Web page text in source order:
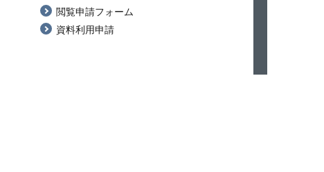
閲覧申請フォーム
資料利用申請